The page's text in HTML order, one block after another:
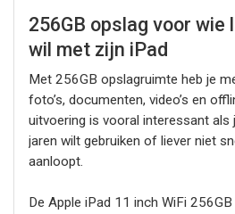
256GB opslag voor wie
wil met zijn iPad
Met 256GB opslagruimte heb je
foto’s, documenten, video’s en
uitvoering is vooral interessant als
jaren wilt gebruiken of liever niet
aanloopt.
De Apple iPad 11 inch WiFi